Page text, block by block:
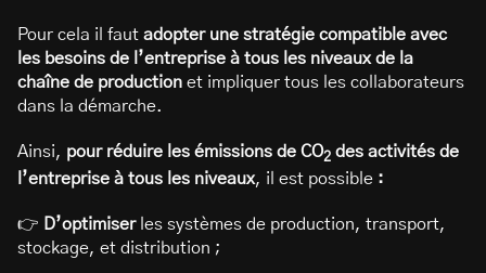
Pour cela il faut adopter une stratégie compatible avec
les besoins de l’entreprise à tous les niveaux de la
chaîne de production et impliquer tous les collaborateurs
dans la démarche.
Ainsi, pour réduire les émissions de CO2 des activités de
l’entreprise à tous les niveaux, il est possible :
👉 D’optimiserles systèmes de production, transport,
stockage, et distribution ;